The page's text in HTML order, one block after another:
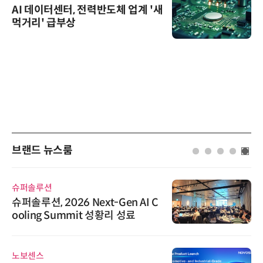
AI 데이터센터, 전력반도체 업계 '새
먹거리' 급부상
브랜드 뉴스룸
션, 2026 Next-Gen AI C
성황리 성료
인아그룹
'자동화
인아그룹
어 개최
한국태양